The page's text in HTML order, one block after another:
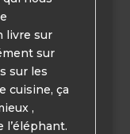
livre sur
sur
sur les
cuisine, ça
,
l’éléphant.